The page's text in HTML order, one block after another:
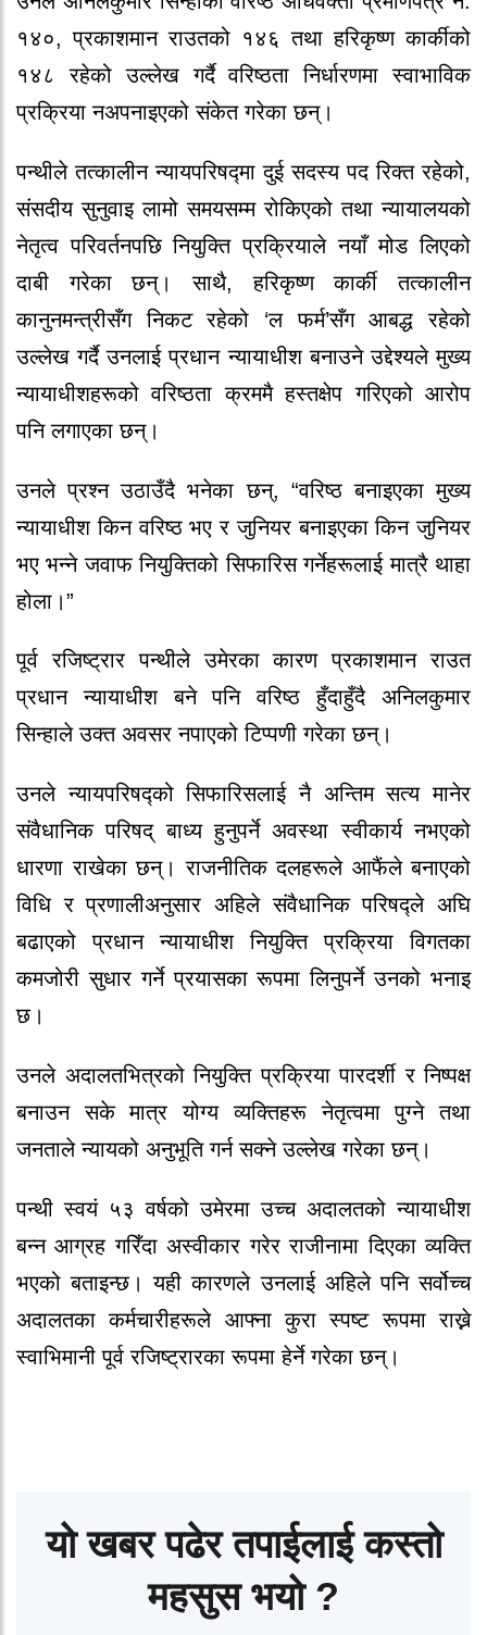
१४०, प्रकाशमान राउतको १४६ तथा हरिकृष्ण कार्कीको
१४८ रहेको उल्लेख गर्दै वरिष्ठता निर्धारणमा स्वाभाविक
प्रक्रिया नअपनाइएको संकेत गरेका छन्।
पन्थीले तत्कालीन न्यायपरिषद्मा दुई सदस्य पद रिक्त रहेको,
संसदीय सुनुवाइ लामो समयसम्म रोकिएको तथा न्यायालयको
नेतृत्व परिवर्तनपछि नियुक्ति प्रक्रियाले नयाँ मोड लिएको
दाबी गरेका छन्। साथै, हरिकृष्ण कार्की तत्कालीन
कानुनमन्त्रीसँग निकट रहेको ‘ल फर्म’सँग आबद्ध रहेको
उल्लेख गर्दै उनलाई प्रधान न्यायाधीश बनाउने उद्देश्यले मुख्य
न्यायाधीशहरूको वरिष्ठता क्रममै हस्तक्षेप गरिएको आरोप
पनि लगाएका छन्।
उनले प्रश्न उठाउँदै भनेका छन्, “वरिष्ठ बनाइएका मुख्य
न्यायाधीश किन वरिष्ठ भए र जुनियर बनाइएका किन जुनियर
भए भन्ने जवाफ नियुक्तिको सिफारिस गर्नेहरूलाई मात्रै थाहा
होला।”
पूर्व रजिष्ट्रार पन्थीले उमेरका कारण प्रकाशमान राउत
प्रधान न्यायाधीश बने पनि वरिष्ठ हुँदाहुँदै अनिलकुमार
सिन्हाले उक्त अवसर नपाएको टिप्पणी गरेका छन्।
उनले न्यायपरिषद्को सिफारिसलाई नै अन्तिम सत्य मानेर
संवैधानिक परिषद् बाध्य हुनुपर्ने अवस्था स्वीकार्य नभएको
धारणा राखेका छन्। राजनीतिक दलहरूले आफैंले बनाएको
विधि र प्रणालीअनुसार अहिले संवैधानिक परिषद्ले अघि
बढाएको प्रधान न्यायाधीश नियुक्ति प्रक्रिया विगतका
कमजोरी सुधार गर्ने प्रयासका रूपमा लिनुपर्ने उनको भनाइ
छ।
उनले अदालतभित्रको नियुक्ति प्रक्रिया पारदर्शी र निष्पक्ष
बनाउन सके मात्र योग्य व्यक्तिहरू नेतृत्वमा पुग्ने तथा
जनताले न्यायको अनुभूति गर्न सक्ने उल्लेख गरेका छन्।
पन्थी स्वयं ५३ वर्षको उमेरमा उच्च अदालतको न्यायाधीश
बन्न आग्रह गरिँदा अस्वीकार गरेर राजीनामा दिएका व्यक्ति
भएको बताइन्छ। यही कारणले उनलाई अहिले पनि सर्वोच्च
अदालतका कर्मचारीहरूले आफ्ना कुरा स्पष्ट रूपमा राख्ने
स्वाभिमानी पूर्व रजिष्ट्रारका रूपमा हेर्ने गरेका छन्।
यो खबर पढेर तपाईलाई कस्तो
महसुस भयो ?